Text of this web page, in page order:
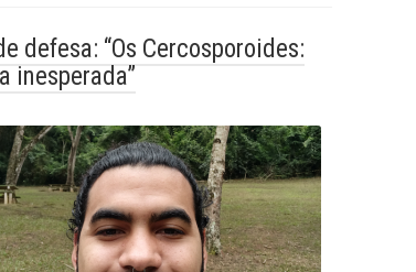
defesa: “Os Cercosporoides:
inesperada”